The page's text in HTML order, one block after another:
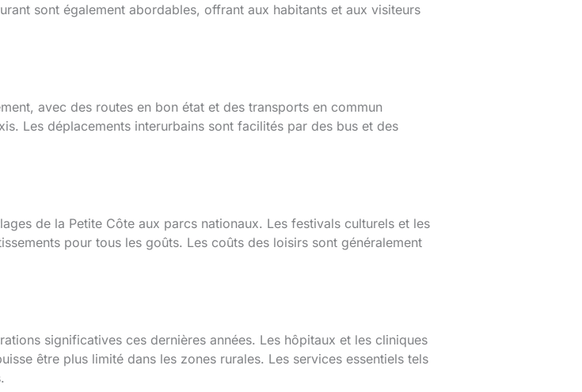
sont également abordables, offrant aux habitants et aux visiteurs
avec des routes en bon état et des transports en commun
Les déplacements interurbains sont facilités par des bus et des
de la Petite Côte aux parcs nationaux. Les festivals culturels et les
pour tous les goûts. Les coûts des loisirs sont généralement
significatives ces dernières années. Les hôpitaux et les cliniques
être plus limité dans les zones rurales. Les services essentiels tels